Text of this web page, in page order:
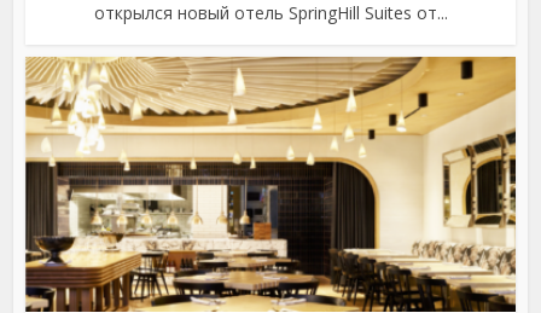
открылся новый отель SpringHill Suites от...